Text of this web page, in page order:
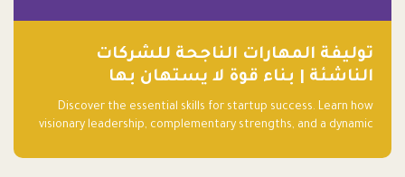
توليفة المهارات الناجحة للشركات
الناشئة | بناء قوة لا يستهان بها
Discover the essential skills for startup success. Learn how
visionary leadership, complementary strengths, and a dynamic
elevate your startup! Follow us @FalakHub